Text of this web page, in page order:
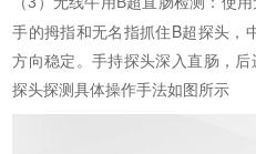
手的拇指和无名指抓住B超探头，
方向稳定。手持探头深入直肠，
探头探测具体操作手法如图所示